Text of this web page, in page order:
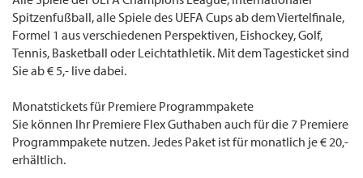
Spitzenfußball, alle Spiele des UEFA Cups ab dem Viertelfinale,
Formel 1 aus verschiedenen Perspektiven, Eishockey, Golf,
Tennis, Basketball oder Leichtathletik. Mit dem Tagesticket sind
Sie ab € 5,- live dabei.
Monatstickets für Premiere Programmpakete
Sie können Ihr Premiere Flex Guthaben auch für die 7 Premiere
Programmpakete nutzen. Jedes Paket ist für monatlich je € 20,-
erhältlich.